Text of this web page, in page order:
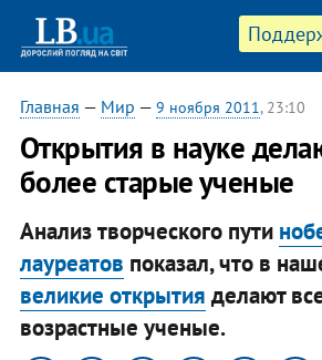
Главная — Мир — 9 ноября 2011, 23:10
Открытия в науке
более старые ученые
Анализ творческого пути
лауреатов показал, что в
великие открытия делают
возрастные ученые.